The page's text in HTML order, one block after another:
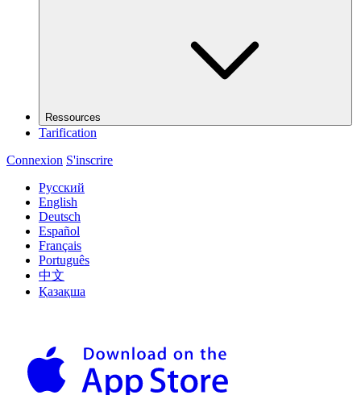
Ressources
Tarification
Connexion S'inscrire
Русский
English
Deutsch
Español
Français
Português
中文
Қазақша